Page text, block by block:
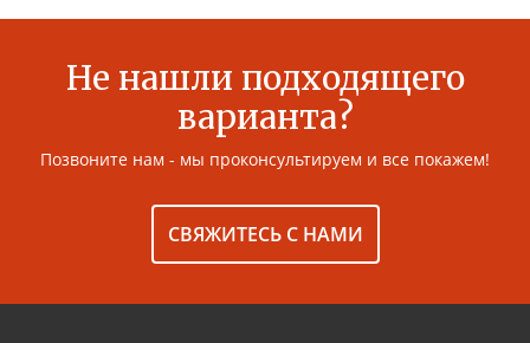
Не нашли подходящего
варианта?
Позвоните нам - мы проконсультируем и все покажем!
СВЯЖИТЕСЬ С НАМИ